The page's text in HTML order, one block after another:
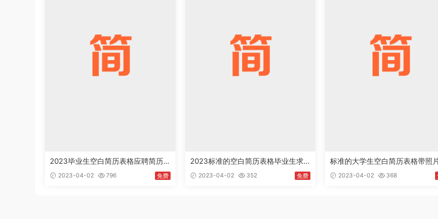
2023毕业生空白简历表格应聘简历
模板word免费下载
2023-04-02 796 免费
2023标准的空白简历表格毕业生求
职简历模板word免费下载
2023-04-02 352 免费
标准的大学生空白简历表格带照
历模板word免费下载
2023-04-02 368